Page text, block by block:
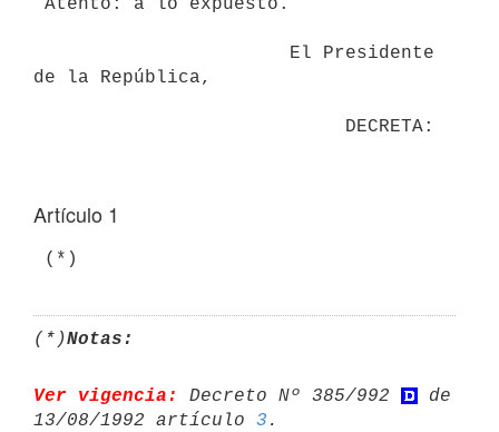
de la República,
Artículo 1
(*)Notas:
Ver vigencia: Decreto Nº 385/992
de
13/08/1992 artículo 3